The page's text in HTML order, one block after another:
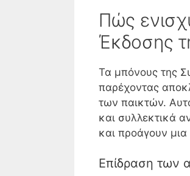
Πώς
Έκδοσης
Τα μπόνους της
παρέχοντας
των παικτών.
και συλλεκτικά
και προάγουν
Επίδραση των